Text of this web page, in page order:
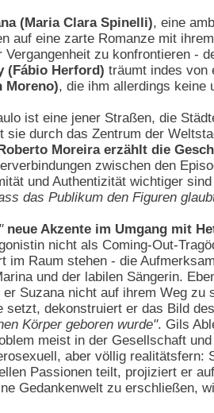
(Maria Clara Spinelli), eine
auf eine zarte Romanze mit
zu konfrontieren -
(Fábio Herford) träumt indes von
Moreno), die ihm allerdings keine
ist eine jener Straßen, die
sie durch das Zentrum der
Moreira erzählt die
zwischen den
und Authentizität wichtiger
das Publikum den Figuren
neue Akzente im Umgang mit
nicht als Coming-Out-
im Raum stehen - die
und der labilen Sängerin.
Suzana nicht auf ihrem Weg
setzt, dekonstruiert er das Bild
Körper geboren wurde". Gils
meist in der Gesellschaft
aber völlig realitätsfern:
Passionen teilt, projiziert er
Gedankenwelt zu erschließen,